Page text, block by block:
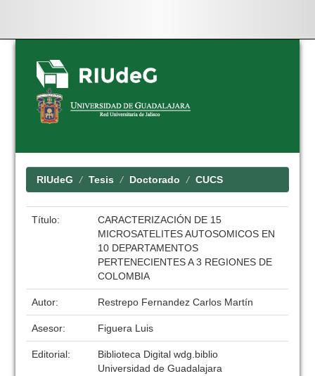
Skip
navigation
RIUdeG Tesis Doctorado CUCS
Título:
CARACTERIZACIÓN DE 15
MICROSATELITES AUTOSOMICOS EN
10 DEPARTAMENTOS
PERTENECIENTES A 3 REGIONES DE
COLOMBIA
Autor: Restrepo Fernandez Carlos Martín
Asesor: Figuera Luis
Editorial:
Biblioteca Digital wdg.biblio
Universidad de Guadalajara